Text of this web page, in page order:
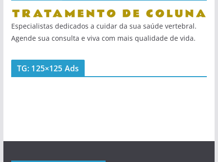
Especialistas dedicados a cuidar da sua saúde vertebral.
Agende sua consulta e viva com mais qualidade de vida.
TG: 125×125 Ads